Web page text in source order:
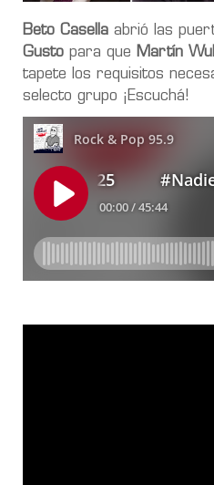
Beto Casella abrió las
Gusto para que Martín
tapete los requisitos
selecto grupo ¡Escuchá!